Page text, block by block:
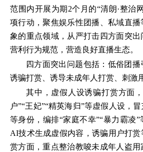
范围内开展为期2个月的“清朗·整治
项行动，聚焦娱乐性团播、私域直
象的重点领域，从严打击四方面突
营利行为规范，营造良好直播生态。
四方面突出问题包括：低俗团
诱骗打赏、诱导未成年人打赏、刺激
其中，虚假人设诱骗打赏方面
户”“王妃”“精英海归”等虚假人设，
等身份，编排“家庭不幸”“暴力霸凌
AI技术生成虚假内容，诱骗用户打
赏方面，重点整治教唆未成年人盗